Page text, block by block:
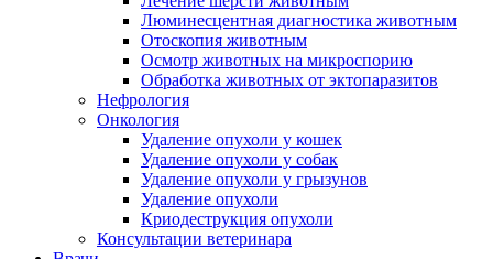
Люминесцентная диагностика животным
Отоскопия животным
Осмотр животных на микроспорию
Обработка животных от эктопаразитов
Нефрология
Онкология
Удаление опухоли у кошек
Удаление опухоли у собак
Удаление опухоли у грызунов
Удаление опухоли
Криодеструкция опухоли
Консультации ветеринара